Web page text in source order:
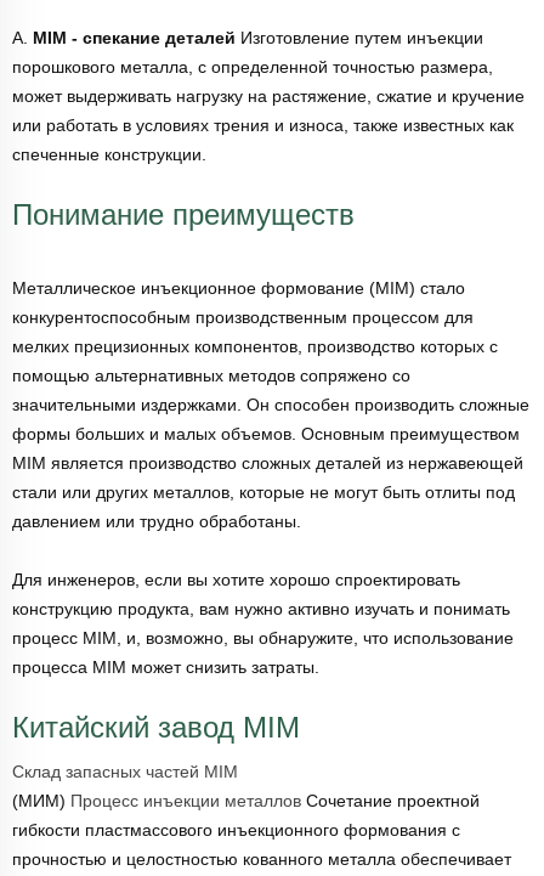
А. MIM - спекание деталей Изготовление путем инъекции
порошкового металла, с определенной точностью размера,
может выдерживать нагрузку на растяжение, сжатие и кручение
или работать в условиях трения и износа, также известных как
спеченные конструкции.
Понимание преимуществ
Металлическое инъекционное формование (MIM) стало
конкурентоспособным производственным процессом для
мелких прецизионных компонентов, производство которых с
помощью альтернативных методов сопряжено со
значительными издержками. Он способен производить сложные
формы больших и малых объемов. Основным преимуществом
MIM является производство сложных деталей из нержавеющей
стали или других металлов, которые не могут быть отлиты под
давлением или трудно обработаны.
Для инженеров, если вы хотите хорошо спроектировать
конструкцию продукта, вам нужно активно изучать и понимать
процесс MIM, и, возможно, вы обнаружите, что использование
процесса MIM может снизить затраты.
Китайский завод MIM
Склад запасных частей MIM
(МИМ) Процесс инъекции металлов Сочетание проектной
гибкости пластмассового инъекционного формования с
прочностью и целостностью кованного металла обеспечивает